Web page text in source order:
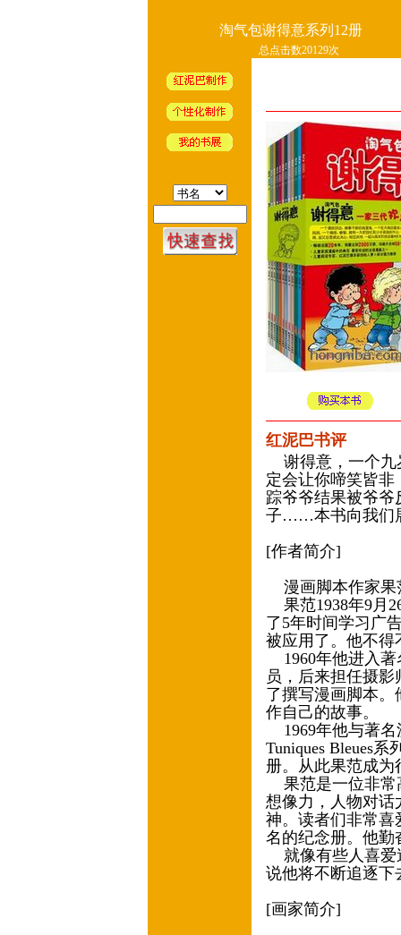
淘气包谢得意系列12册
总点击数20129次
红泥巴书评
谢得意，一个九
定会让你啼笑皆
踪爷爷结果被爷
子……本书向我们
[作者简介]
漫画脚本作家果
果范1938年9月
了5年时间学习广
被应用了。他不
1960年他进入著
员，后来担任摄
了撰写漫画脚本
作自己的故事。
1969年他与著名
Tuniques Bleues
册。从此果范成
果范是一位非常
想像力，人物对话
神。读者们非常喜
名的纪念册。他
就像有些人喜爱
说他将不断追逐
[画家简介]